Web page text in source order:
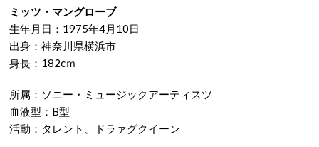
ミッツ・マングローブ
生年月日：1975年4月10日
出身：神奈川県横浜市
身長：182cｍ
所属：ソニー・ミュージックアーティスツ
血液型：B型
活動：タレント、ドラァグクイーン